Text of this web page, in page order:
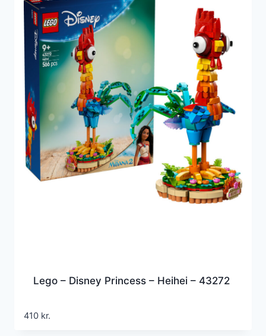
Lego – Disney Princess – Heihei – 43272
410 kr.